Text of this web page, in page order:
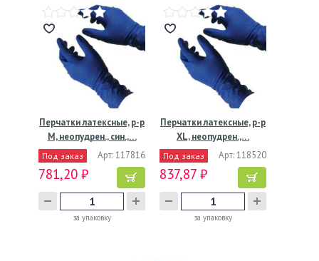
Перчатки латексные, р-р
M, неопудрен., син.,…
Под заказ Арт: 117816
781,20 ₽
за упаковку
Перчатки латексные, р-р
XL, неопудрен.,…
Под заказ Арт: 118520
837,87 ₽
за упаковку